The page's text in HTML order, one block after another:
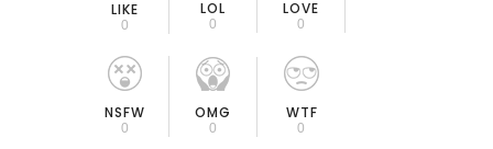
LIKE
0
LOL
0
LOVE
0
NSFW
0
OMG
0
WTF
0